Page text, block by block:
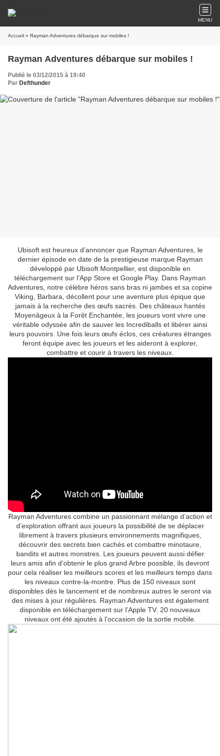
MENU
Accueil » Rayman Adventures débarque sur mobiles !
Rayman Adventures débarque sur mobiles !
Publié le 03/12/2015 à 19:40
Par Defthunder
Ubisoft est heureux d’annoncer que Rayman Adventures, le
dernier épisode en date de la prestigieuse marque Rayman
développé par Ubisoft Montpellier, est disponible en
téléchargement sur l’App Store et Google Play. Dans Rayman
Adventures, notre célèbre héros sans bras ni jambes et sa copine
Viking, Barbara, décollent pour une aventure plus épique que
jamais à la recherche des œufs sacrés. Des châteaux hantés
Moyenâgeux à la Forêt Enchantée, les joueurs vont vivre une
véritable odyssée afin de sauver les Incrediballs et libérer ainsi
leurs pouvoirs. Une fois leurs œufs éclos, ces créatures étranges
feront équipe avec les joueurs et les aideront à explorer,
combattre et courir à travers les niveaux.
Rayman Adventures combine un passionnant mélange d’action et
d’exploration offrant aux joueurs la possibilité de se déplacer
librement à travers plusieurs environnements magnifiques,
découvrir des secrets bien cachés et combattre minotaure,
bandits et autres monstres. Les joueurs peuvent aussi défier
leurs amis afin d’obtenir le plus grand Arbre possible, ils devront
pour cela réaliser les meilleurs scores et les meilleurs temps dans
les niveaux contre-la-montre. Plus de 150 niveaux sont
disponibles dès le lancement et de nombreux autres le seront via
des mises à jour régulières. Rayman Adventures est également
disponible en téléchargement sur l’Apple TV. 20 nouveaux
niveaux ont été ajoutés à l’occasion de la sortie mobile.